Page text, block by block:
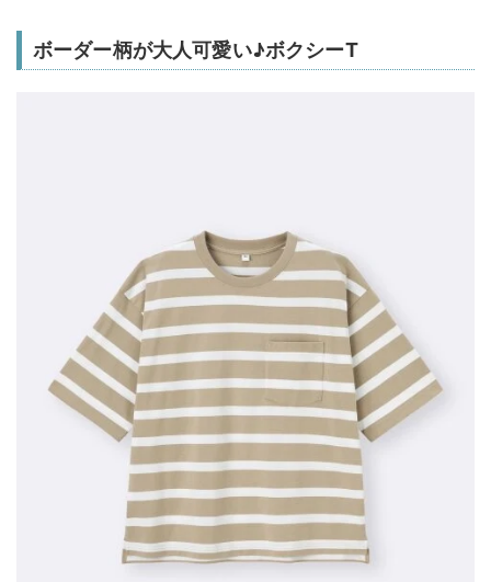
ボーダー柄が大人可愛い♪ボクシーT